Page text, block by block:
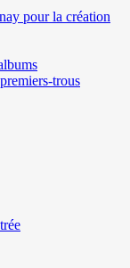
pour la création
trous